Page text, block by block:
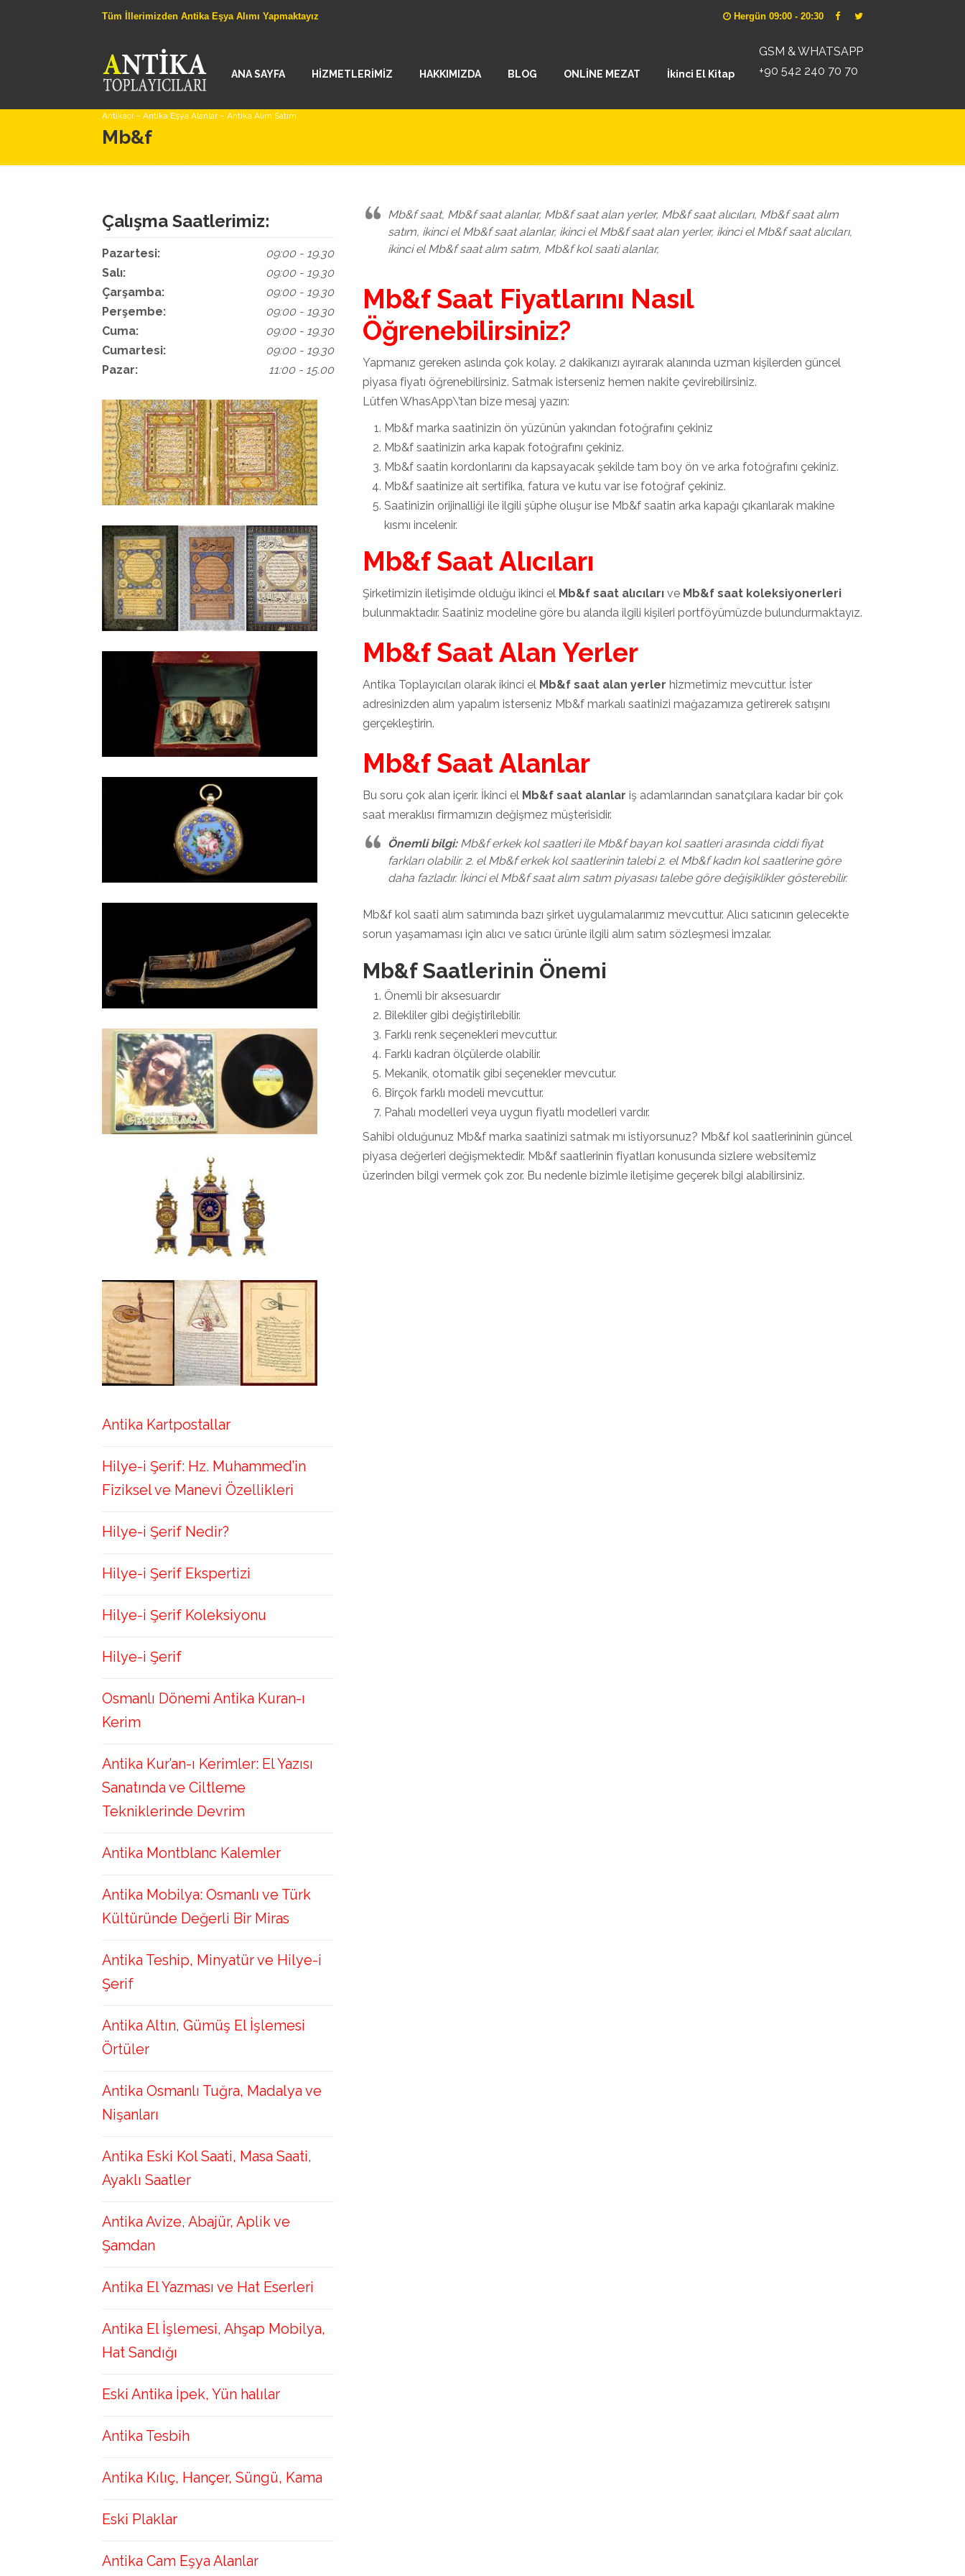
Tüm İllerimizden Antika Eşya Alımı Yapmaktayız Hergün 09:00 - 20:30
Antikacı – Antika Eşya Alanlar – Antika Alım Satım
GSM & WHATSAPP
+90 542 240 70 70
ANA SAYFA HİZMETLERİMİZ HAKKIMIZDA BLOG ONLİNE MEZAT İkinci El Kitap
Mb&f
Mb&f saat, Mb&f saat alanlar, Mb&f saat alan yerler, Mb&f saat alıcıları, Mb&f saat alım
satım, ikinci el Mb&f saat alanlar, ikinci el Mb&f saat alan yerler, ikinci el Mb&f saat alıcıları,
ikinci el Mb&f saat alım satım, Mb&f kol saati alanlar,
Mb&f Saat Fiyatlarını Nasıl
Öğrenebilirsiniz?
Yapmanız gereken aslında çok kolay. 2 dakikanızı ayırarak alanında uzman kişilerden güncel
piyasa fiyatı öğrenebilirsiniz. Satmak isterseniz hemen nakite çevirebilirsiniz.
Lütfen WhasApp\’tan bize mesaj yazın:
Mb&f marka saatinizin ön yüzünün yakından fotoğrafını çekiniz
Mb&f saatinizin arka kapak fotoğrafını çekiniz.
Mb&f saatin kordonlarını da kapsayacak şekilde tam boy ön ve arka fotoğrafını çekiniz.
Mb&f saatinize ait sertifika, fatura ve kutu var ise fotoğraf çekiniz.
Saatinizin orijinalliği ile ilgili şüphe oluşur ise Mb&f saatin arka kapağı çıkarılarak makine
kısmı incelenir.
Mb&f Saat Alıcıları
Şirketimizin iletişimde olduğu ikinci el Mb&f saat alıcıları ve Mb&f saat koleksiyonerleri
bulunmaktadır. Saatiniz modeline göre bu alanda ilgili kişileri portföyümüzde bulundurmaktayız.
Mb&f Saat Alan Yerler
Antika Toplayıcıları olarak ikinci el Mb&f saat alan yerler hizmetimiz mevcuttur. İster
adresinizden alım yapalım isterseniz Mb&f markalı saatinizi mağazamıza getirerek satışını
gerçekleştirin.
Mb&f Saat Alanlar
Bu soru çok alan içerir. İkinci el Mb&f saat alanlar iş adamlarından sanatçılara kadar bir çok
saat meraklısı firmamızın değişmez müşterisidir.
Önemli bilgi:Mb&f erkek kol saatleri ile Mb&f bayan kol saatleri arasında ciddi fiyat
farkları olabilir. 2. el Mb&f erkek kol saatlerinin talebi 2. el Mb&f kadın kol saatlerine göre
daha fazladır. İkinci el Mb&f saat alım satım piyasası talebe göre değişiklikler gösterebilir.
Mb&f kol saati alım satımında bazı şirket uygulamalarımız mevcuttur. Alıcı satıcının gelecekte
sorun yaşamaması için alıcı ve satıcı ürünle ilgili alım satım sözleşmesi imzalar.
Mb&f Saatlerinin Önemi
Önemli bir aksesuardır
Bilekliler gibi değiştirilebilir.
Farklı renk seçenekleri mevcuttur.
Farklı kadran ölçülerde olabilir.
Mekanik, otomatik gibi seçenekler mevcutur.
Birçok farklı modeli mevcuttur.
Pahalı modelleri veya uygun fiyatlı modelleri vardır.
Sahibi olduğunuz Mb&f marka saatinizi satmak mı istiyorsunuz? Mb&f kol saatlerininin güncel
piyasa değerleri değişmektedir. Mb&f saatlerinin fiyatları konusunda sizlere websitemiz
üzerinden bilgi vermek çok zor. Bu nedenle bizimle iletişime geçerek bilgi alabilirsiniz.
Çalışma Saatlerimiz:
Pazartesi:
Salı:
Çarşamba:
Perşembe:
Cuma:
Cumartesi:
Pazar:
09:00 - 19.30
09:00 - 19.30
09:00 - 19.30
09:00 - 19.30
09:00 - 19.30
09:00 - 19.30
11:00 - 15.00
Antika Kartpostallar
Hilye-i Şerif: Hz. Muhammed’in
Fiziksel ve Manevi Özellikleri
Hilye-i Şerif Nedir?
Hilye-i Şerif Ekspertizi
Hilye-i Şerif Koleksiyonu
Hilye-i Şerif
Osmanlı Dönemi Antika Kuran-ı
Kerim
Antika Kur’an-ı Kerimler: El Yazısı
Sanatında ve Ciltleme
Tekniklerinde Devrim
Antika Montblanc Kalemler
Antika Mobilya: Osmanlı ve Türk
Kültüründe Değerli Bir Miras
Antika Teship, Minyatür ve Hilye-i
Şerif
Antika Altın, Gümüş El İşlemesi
Örtüler
Antika Osmanlı Tuğra, Madalya ve
Nişanları
Antika Eski Kol Saati, Masa Saati,
Ayaklı Saatler
Antika Avize, Abajür, Aplik ve
Şamdan
Antika El Yazması ve Hat Eserleri
Antika El İşlemesi, Ahşap Mobilya,
Hat Sandığı
Eski Antika İpek, Yün halılar
Antika Tesbih
Antika Kılıç, Hançer, Süngü, Kama
Eski Plaklar
Antika Cam Eşya Alanlar